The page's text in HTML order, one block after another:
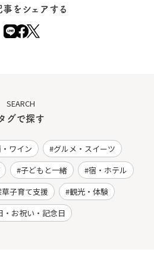
事をシェアする
SEARCH
グで探す
ワイン
グルメ・スイーツ
子どもと一緒
宿・ホテル
子育て支援
観光・体験
・お祝い・記念日